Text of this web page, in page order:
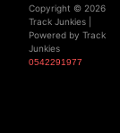
Copyright © 2026
Track Junkies |
Powered by Track
Junkies
0542291977